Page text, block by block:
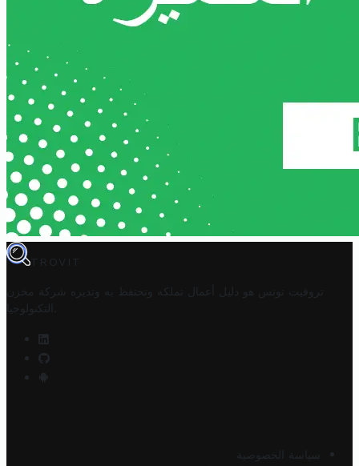
TROVIT
تروفيت تونس هو دليل أعمال تملكه وتحتفظ به وتديره
شركة مخزن
التكنولوجيا
سياسة الخصوصية